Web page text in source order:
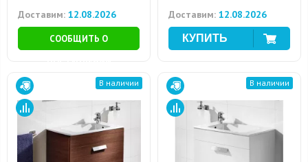
Доставим: 12.08.2026
СООБЩИТЬ О
Доставим: 12.08.2026
В наличии В наличии